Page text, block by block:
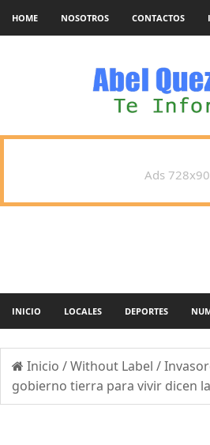
HOME NOSOTROS CONTACTOS
Ads 728x90
INICIO LOCALES DEPORTES
Inicio /Without Label /
gobierno tierra para vivir dicen